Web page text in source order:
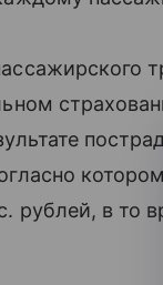
рублей, в то